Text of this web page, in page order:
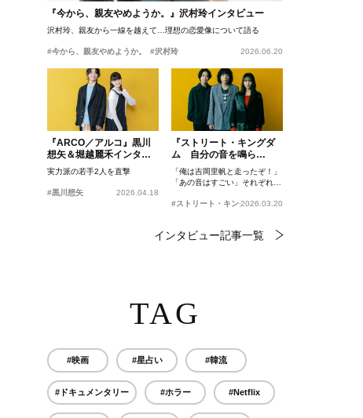
『今から、親友やめようか。』沢村玲インタビュー
沢村玲、親友から一線を越えて…理想の恋愛像について語る
#今から、親友やめようか。 #沢村玲 2026.06.20
『ARCO／アルコ』黒川
想矢＆堀越麗禾インタビ
ュー
実力派の若手2人を直撃
#黒川想矢 2026.04.18
『ストリート・キングダ
ム 自分の音を鳴ら
せ。』峯田和伸、若葉竜
也、吉岡里帆インタビュ
ー
「俺は吉岡里帆と走ったぞ！」
「あの音はすごい」それぞれの
#ストリート・キングダム 自分の音を鳴らせ。
2026.03.20
インタビュー記事一覧
TAG
#映画 #星占い #韓流
#ドキュメンタリー #ホラー #Netflix